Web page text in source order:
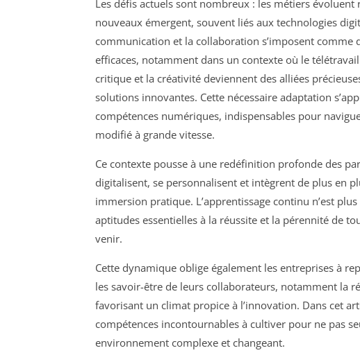
Les défis actuels sont nombreux : les métiers
nouveaux émergent, souvent liés aux technologies
communication et la collaboration s’imposent comme
efficaces, notamment dans un contexte où le
critique et la créativité deviennent des alliées
solutions innovantes. Cette nécessaire adaptation
compétences numériques, indispensables pour
modifié à grande vitesse.
Ce contexte pousse à une redéfinition profonde des
digitalisent, se personnalisent et intègrent de plus en
immersion pratique. L’apprentissage continu n’est
aptitudes essentielles à la réussite et la pérennité de
venir.
Cette dynamique oblige également les entreprises à
les savoir-être de leurs collaborateurs, notamment la
favorisant un climat propice à l’innovation. Dans cet
compétences incontournables à cultiver pour ne pas
environnement complexe et changeant.